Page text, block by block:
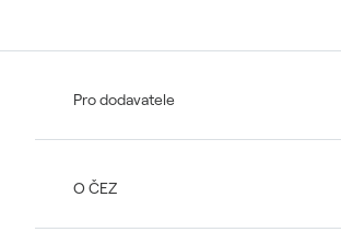
Pro dodavatele
O ČEZ